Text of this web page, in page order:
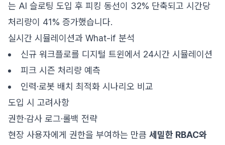
는 AI 슬로팅 도입 후 피킹 동선이 32% 단축되고 시간당
처리량이 41% 증가했습니다.
실시간 시뮬레이션과 What-if 분석
신규 워크플로를 디지털 트윈에서 24시간 시뮬레이션
피크 시즌 처리량 예측
인력·로봇 배치 최적화 시나리오 비교
도입 시 고려사항
권한·감사 로그·롤백 전략
현장 사용자에게 권한을 부여하는 만큼 세밀한 RBAC와